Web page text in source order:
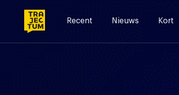
Recent Nieuws Kort